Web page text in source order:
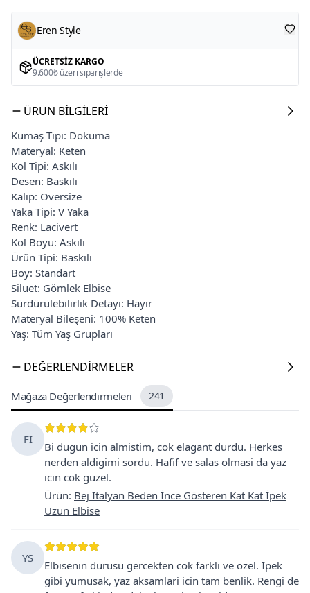
Eren Style
ÜCRETSIZ KARGO
9.600₺ üzeri siparişlerde
ÜRÜN BILGILERI
Kumaş Tipi: Dokuma
Materyal: Keten
Kol Tipi: Askılı
Desen: Baskılı
Kalıp: Oversize
Yaka Tipi: V Yaka
Renk: Lacivert
Kol Boyu: Askılı
Ürün Tipi: Baskılı
Boy: Standart
Siluet: Gömlek Elbise
Sürdürülebilirlik Detayı: Hayır
Materyal Bileşeni: 100% Keten
Yaş: Tüm Yaş Grupları
DEĞERLENDIRMELER
Mağaza Değerlendirmeleri 241
FI
Bi dugun icin almistim, cok elagant durdu. Herkes
nerden aldigimi sordu. Hafif ve salas olmasi da yaz
icin cok guzel.
Ürün: Bej Italyan Beden İnce Gösteren Kat Kat İpek
Uzun Elbise
YS
Elbisenin durusu gercekten cok farkli ve ozel. Ipek
gibi yumusak, yaz aksamlari icin tam benlik. Rengi de